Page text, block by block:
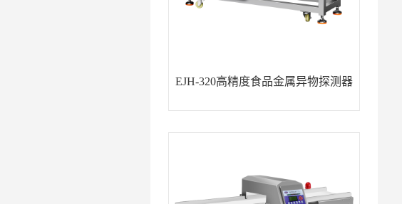
EJH-320高精度食品金属异物探测器